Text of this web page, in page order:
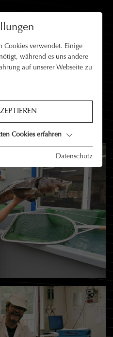
FISCH
Frische
Cookies verwendet. Einige
während es uns andere
auf unserer Webseite zu
Cookies erfahren
Datenschutz